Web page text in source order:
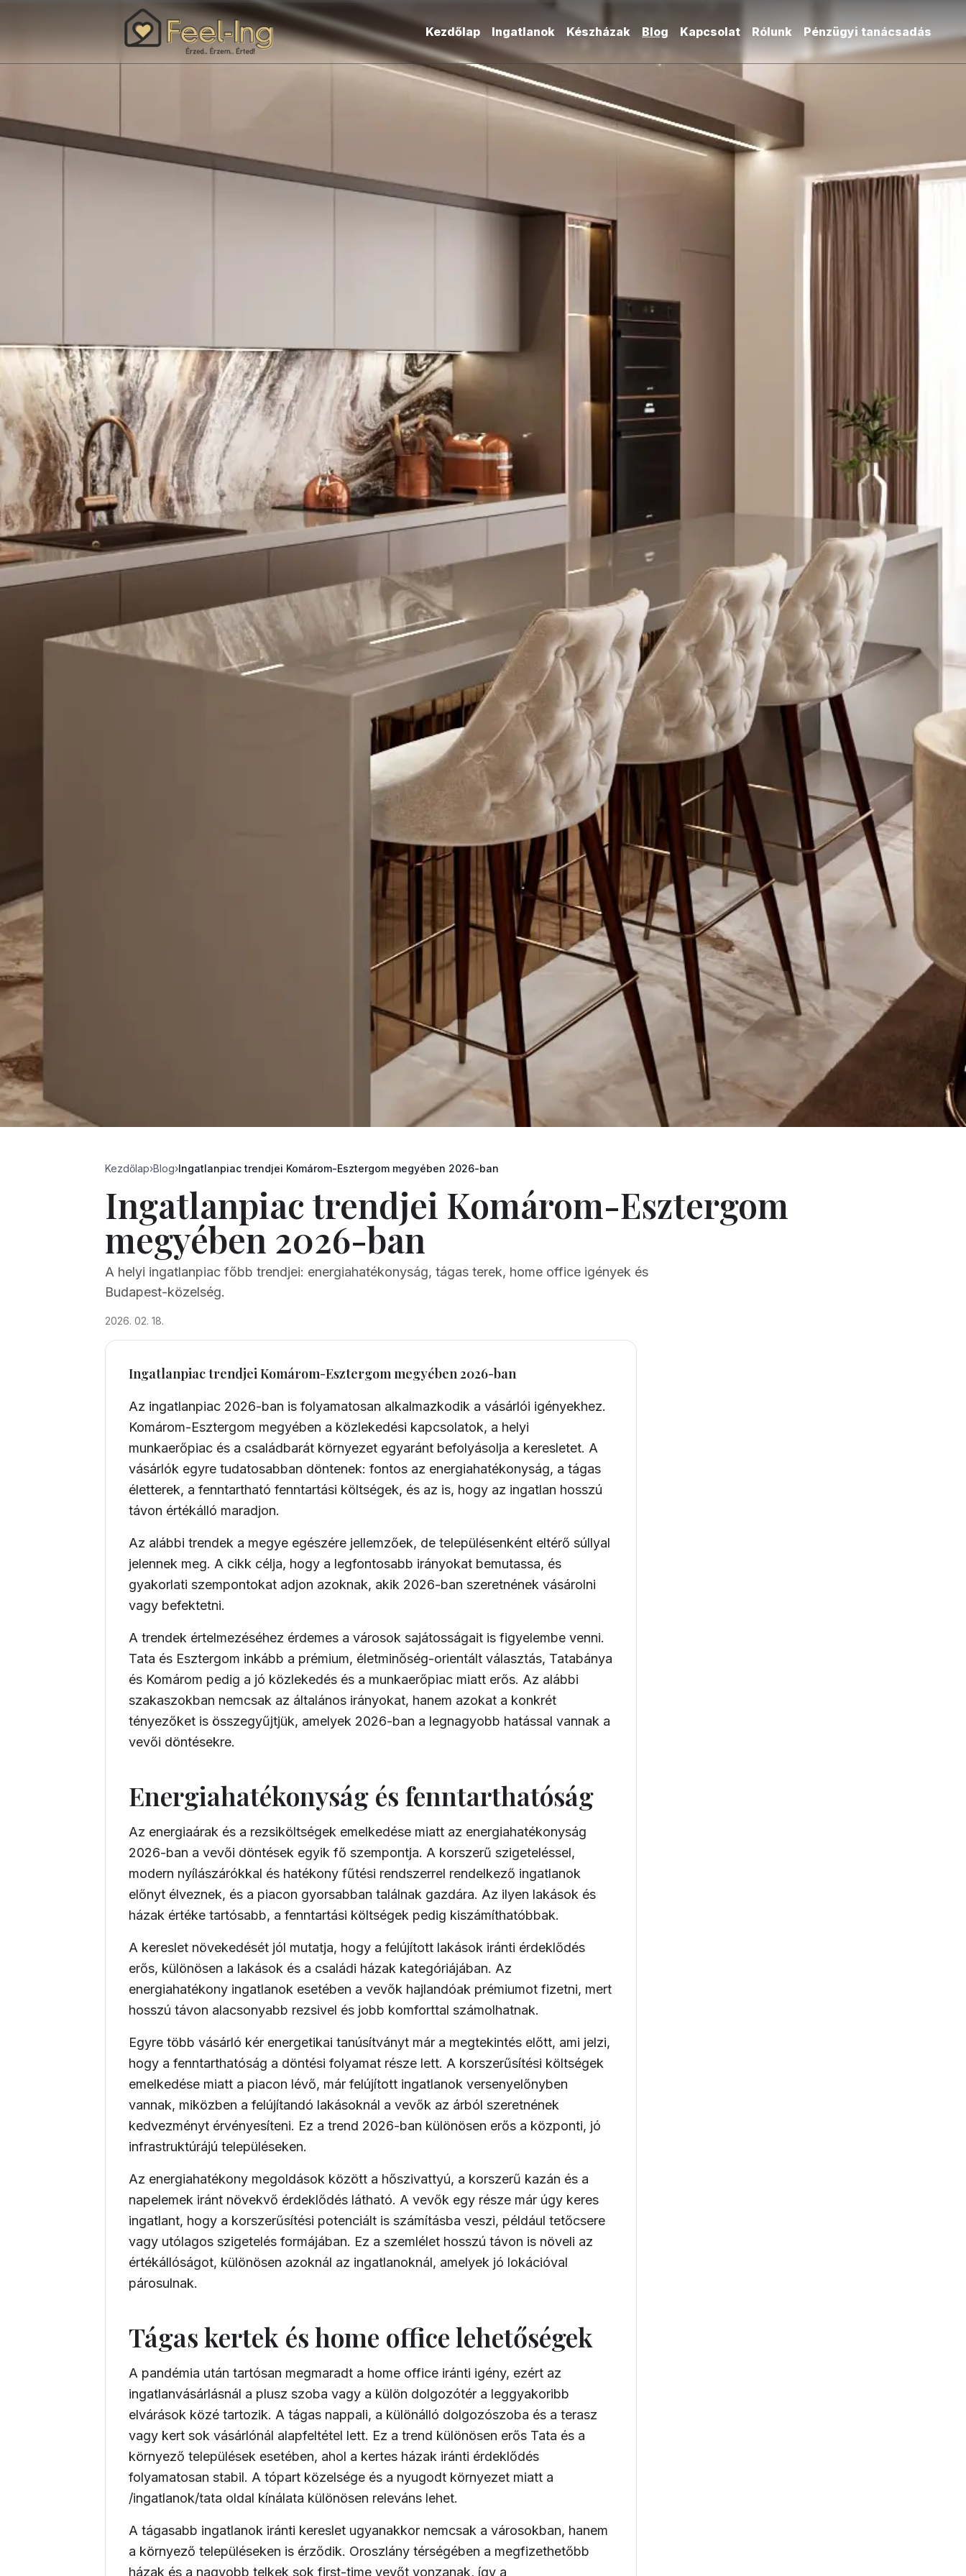
Kezdőlap Ingatlanok Készházak Blog Kapcsolat Rólunk Pénzügyi tanácsadás
Kezdőlap›Blog›Ingatlanpiac trendjei Komárom-Esztergom megyében 2026-ban
Ingatlanpiac trendjei Komárom-Esztergom
megyében 2026-ban
A helyi ingatlanpiac főbb trendjei: energiahatékonyság, tágas terek, home office igények és
Budapest-közelség.
2026. 02. 18.
Ingatlanpiac trendjei Komárom-Esztergom megyében 2026-ban
Az ingatlanpiac 2026-ban is folyamatosan alkalmazkodik a vásárlói igényekhez.
Komárom-Esztergom megyében a közlekedési kapcsolatok, a helyi
munkaerőpiac és a családbarát környezet egyaránt befolyásolja a keresletet. A
vásárlók egyre tudatosabban döntenek: fontos az energiahatékonyság, a tágas
életterek, a fenntartható fenntartási költségek, és az is, hogy az ingatlan hosszú
távon értékálló maradjon.
Az alábbi trendek a megye egészére jellemzőek, de településenként eltérő súllyal
jelennek meg. A cikk célja, hogy a legfontosabb irányokat bemutassa, és
gyakorlati szempontokat adjon azoknak, akik 2026-ban szeretnének vásárolni
vagy befektetni.
A trendek értelmezéséhez érdemes a városok sajátosságait is figyelembe venni.
Tata és Esztergom inkább a prémium, életminőség-orientált választás, Tatabánya
és Komárom pedig a jó közlekedés és a munkaerőpiac miatt erős. Az alábbi
szakaszokban nemcsak az általános irányokat, hanem azokat a konkrét
tényezőket is összegyűjtjük, amelyek 2026-ban a legnagyobb hatással vannak a
vevői döntésekre.
Energiahatékonyság és fenntarthatóság
Az energiaárak és a rezsiköltségek emelkedése miatt az energiahatékonyság
2026-ban a vevői döntések egyik fő szempontja. A korszerű szigeteléssel,
modern nyílászárókkal és hatékony fűtési rendszerrel rendelkező ingatlanok
előnyt élveznek, és a piacon gyorsabban találnak gazdára. Az ilyen lakások és
házak értéke tartósabb, a fenntartási költségek pedig kiszámíthatóbbak.
A kereslet növekedését jól mutatja, hogy a felújított lakások iránti érdeklődés
erős, különösen a lakások és a családi házak kategóriájában. Az
energiahatékony ingatlanok esetében a vevők hajlandóak prémiumot fizetni, mert
hosszú távon alacsonyabb rezsivel és jobb komforttal számolhatnak.
Egyre több vásárló kér energetikai tanúsítványt már a megtekintés előtt, ami jelzi,
hogy a fenntarthatóság a döntési folyamat része lett. A korszerűsítési költségek
emelkedése miatt a piacon lévő, már felújított ingatlanok versenyelőnyben
vannak, miközben a felújítandó lakásoknál a vevők az árból szeretnének
kedvezményt érvényesíteni. Ez a trend 2026-ban különösen erős a központi, jó
infrastruktúrájú településeken.
Az energiahatékony megoldások között a hőszivattyú, a korszerű kazán és a
napelemek iránt növekvő érdeklődés látható. A vevők egy része már úgy keres
ingatlant, hogy a korszerűsítési potenciált is számításba veszi, például tetőcsere
vagy utólagos szigetelés formájában. Ez a szemlélet hosszú távon is növeli az
értékállóságot, különösen azoknál az ingatlanoknál, amelyek jó lokációval
párosulnak.
Tágas kertek és home office lehetőségek
A pandémia után tartósan megmaradt a home office iránti igény, ezért az
ingatlanvásárlásnál a plusz szoba vagy a külön dolgozótér a leggyakoribb
elvárások közé tartozik. A tágas nappali, a különálló dolgozószoba és a terasz
vagy kert sok vásárlónál alapfeltétel lett. Ez a trend különösen erős Tata és a
környező települések esetében, ahol a kertes házak iránti érdeklődés
folyamatosan stabil. A tópart közelsége és a nyugodt környezet miatt a
/ingatlanok/tata oldal kínálata különösen releváns lehet.
A tágasabb ingatlanok iránti kereslet ugyanakkor nemcsak a városokban, hanem
a környező településeken is érződik. Oroszlány térségében a megfizethetőbb
házak és a nagyobb telkek sok first-time vevőt vonzanak, így a